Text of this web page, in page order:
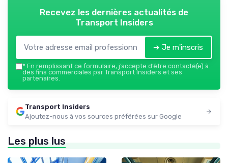
Recevez les dernières actualités de
Transport Insiders
➔ Je m'inscris
* En remplissant ce formulaire, j’accepte d’être contacté(e) à
des fins commerciales par Transport Insiders et ses
partenaires.
Transport Insiders
Ajoutez-nous à vos sources préférées sur Google
Les plus lus